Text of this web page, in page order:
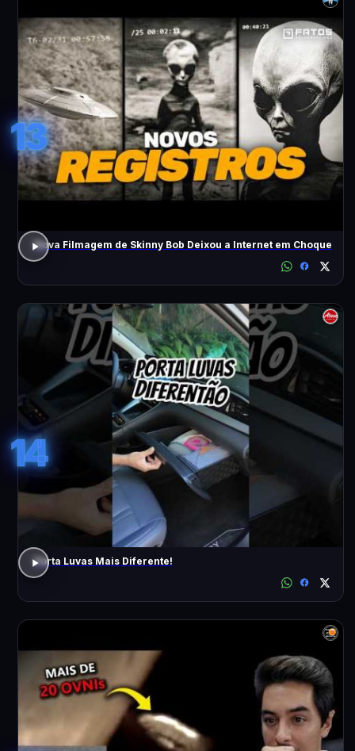
13
Nova Filmagem de Skinny Bob Deixou a Internet em Choque
14
Porta Luvas Mais Diferente!